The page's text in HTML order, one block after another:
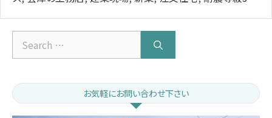
Search
for:
お気軽にお問い合わせ下さい